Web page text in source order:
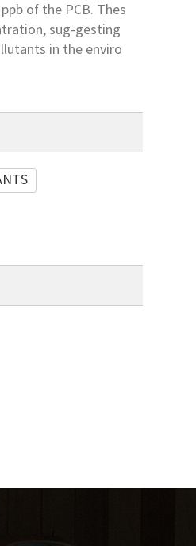
of the PCB. Thes
sug-gesting
in the enviro